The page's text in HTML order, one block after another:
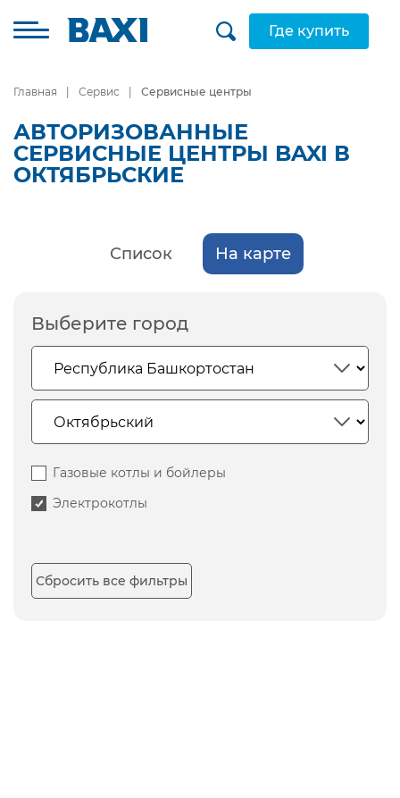
Где купить
Главная Сервис Сервисные центры
АВТОРИЗОВАННЫЕ
СЕРВИСНЫЕ ЦЕНТРЫ BAXI В
ОКТЯБРЬСКИЕ
Список На карте
Выберите город
Газовые котлы и бойлеры
Электрокотлы
Сбросить все фильтры